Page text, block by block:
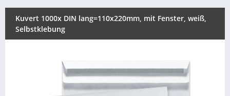
Kuvert 1000x DIN lang=110x220mm, mit Fenster, weiß,
Selbstklebung